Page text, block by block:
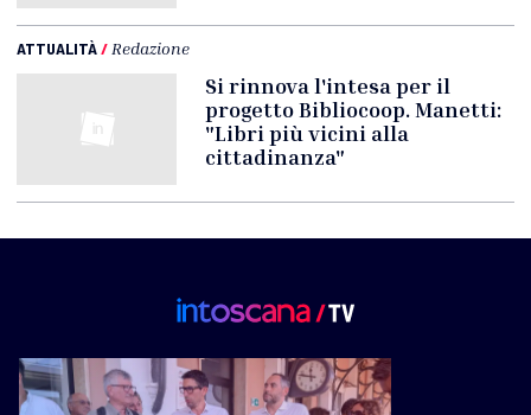
ATTUALITÀ/ Redazione
Si rinnova l'intesa per il
progetto Bibliocoop. Manetti:
"Libri più vicini alla
cittadinanza"